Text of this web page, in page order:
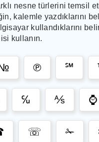
nesne türlerini temsil
kalemle yazdıklarını
kullandıklarını
kullanın.
℗ ℠
℆ ⅍ ⌚
☏ ✁